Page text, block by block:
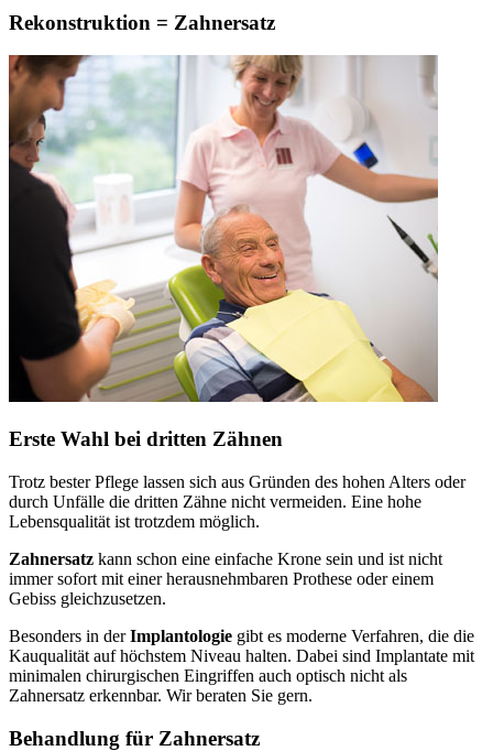
Rekonstruktion = Zahnersatz
Erste Wahl bei dritten Zähnen
Trotz bester Pflege lassen sich aus Gründen des hohen Alters oder
durch Unfälle die dritten Zähne nicht vermeiden. Eine hohe
Lebensqualität ist trotzdem möglich.
Zahnersatz kann schon eine einfache Krone sein und ist nicht
immer sofort mit einer herausnehmbaren Prothese oder einem
Gebiss gleichzusetzen.
Besonders in derImplantologie gibt es moderne Verfahren, die die
Kauqualität auf höchstem Niveau halten. Dabei sind Implantate mit
minimalen chirurgischen Eingriffen auch optisch nicht als
Zahnersatz erkennbar. Wir beraten Sie gern.
Behandlung für Zahnersatz